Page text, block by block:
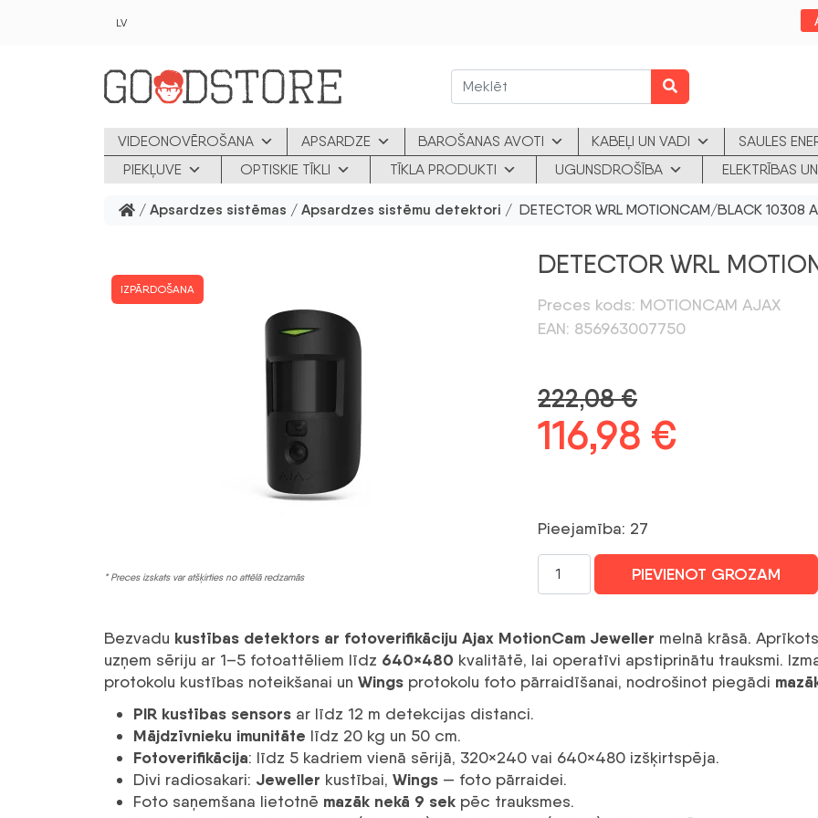
LV
VIDEONOVĒROŠANA APSARDZE BAROŠANAS AVOTI KABEĻI UN VADI SAULES
PIEKĻUVE
OPTISKIE TĪKLI TĪKLA PRODUKTI UGUNSDROŠĪBA ELEKTRĪBAS
/ Apsardzes sistēmas / Apsardzes sistēmu detektori / DETECTOR WRL MOTIONCAM/BLACK 10308
IZPĀRDOŠANA
* Preces izskats var atšķirties no attēlā redzamās
DETECTOR WRL
Preces kods: MOTIONCAM AJAX
EAN: 856963007750
222,08€
Sākotnējā
bija:
222,08 €.
116,98 €
116,98 €.
Pieejamība: 27
DETECTOR
10308
AJAX
daudzums
PIEVIENOT GROZAM
Bezvadu kustības detektors ar fotoverifikāciju Ajax MotionCam Jeweller melnā krāsā.
uzņem sēriju ar 1–5 fotoattēliem līdz 640×480 kvalitātē, lai operatīvi apstiprinātu trauksmi.
protokolu kustības noteikšanai un Wings protokolu foto pārraidīšanai, nodrošinot piegādi
PIR kustības sensors ar līdz 12 m detekcijas distanci.
Mājdzīvnieku imunitāte līdz 20 kg un 50 cm.
Fotoverifikācija: līdz 5 kadriem vienā sērijā, 320×240 vai 640×480 izšķirtspēja.
Divi radiosakari: Jeweller kustībai, Wings — foto pārraidei.
Foto saņemšana lietotnē mazāk nekā 9 sek pēc trauksmes.